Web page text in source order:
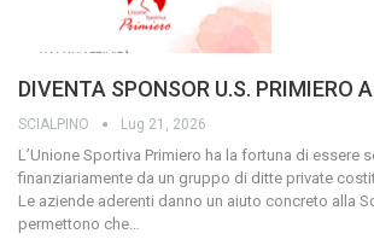
DIVENTA SPONSOR U.S. PRIMIERO
SCIALPINO Lug 21, 2026
L’Unione Sportiva Primiero ha la fortuna di essere
finanziariamente da un gruppo di ditte private
Le aziende aderenti danno un aiuto concreto alla
permettono che…